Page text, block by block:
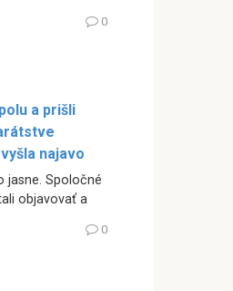
0
a prišli
najavo
jasne. Spoločné
objavovať a
0